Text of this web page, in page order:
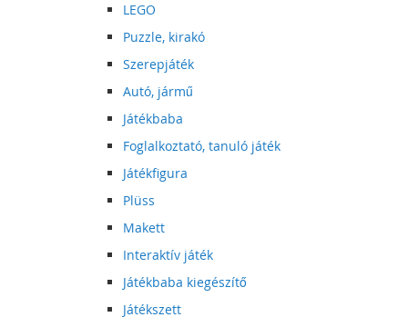
LEGO
Puzzle, kirakó
Szerepjáték
Autó, jármű
Játékbaba
Foglalkoztató, tanuló játék
Játékfigura
Plüss
Makett
Interaktív játék
Játékbaba kiegészítő
Játékszett